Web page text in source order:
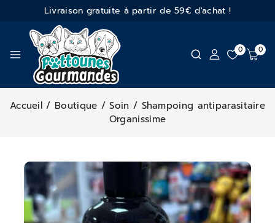
Livraison gratuite à partir de 59€ d'achat !
0 0
Accueil / Boutique / Soin / Shampoing antiparasitaire
Organissime